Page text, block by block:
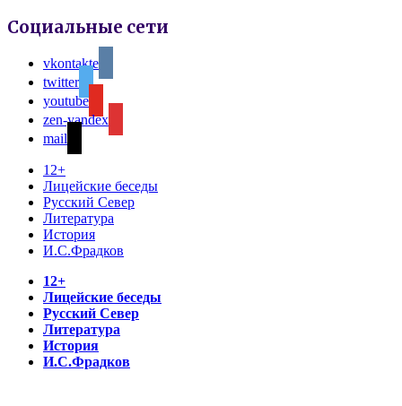
Социальные сети
vkontakte
twitter
youtube
zen-yandex
mail
12+
Лицейские беседы
Русский Север
Литература
История
И.С.Фрадков
12+
Лицейские беседы
Русский Север
Литература
История
И.С.Фрадков